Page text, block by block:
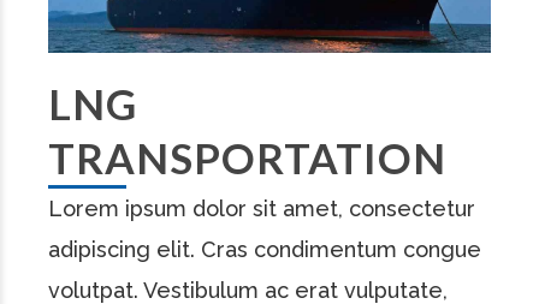
LNG
TRANSPORTATION
Lorem ipsum dolor sit amet, consectetur
adipiscing elit. Cras condimentum congue
volutpat. Vestibulum ac erat vulputate,